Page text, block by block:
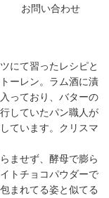
お問い合わせ
にて習ったレシピと
ーレン。ラム酒に漬
っており、バターの
していたパン職人が
ています。クリスマ
ませず、酵母で膨ら
トチョコパウダーで
まれてる姿と似てる